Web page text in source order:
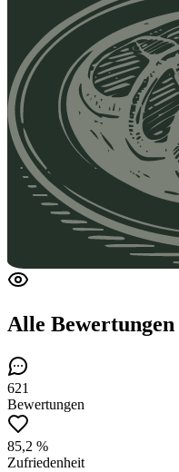
Alle Bewertungen
621
Bewertungen
85,2 %
Zufriedenheit